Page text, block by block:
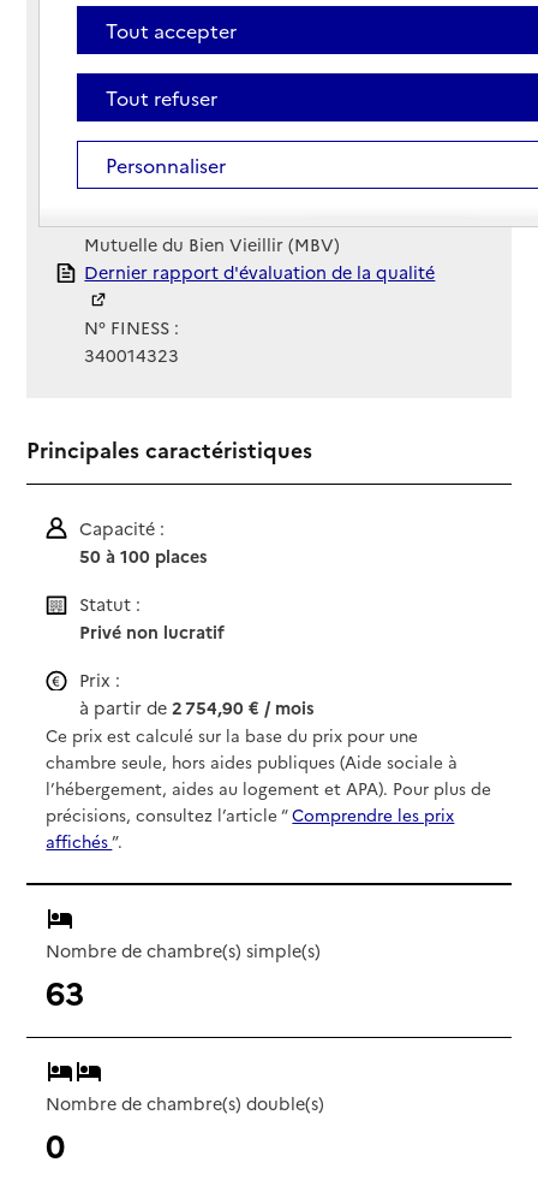
255 allée de la Marquerose
34430 - Saint-Jean-de-Védas
Voir itinéraire
Téléphone :
Contact
Contact
Site Internet
Site internet
Mutuelle du Bien Vieillir (MBV)
Rapport HAS
Dernier rapport d'évaluation de la qualité
N° FINESS :
340014323
Principales caractéristiques
Capacité :
50 à 100 places
Statut :
Privé non lucratif
Prix :
à partir de2 754,90 € / mois
Ce prix est calculé sur la base du prix pour une
chambre seule, hors aides publiques (Aide sociale à
l’hébergement, aides au logement et APA). Pour plus de
précisions, consultez l’article “Comprendre les prix
affichés”.
Nombre de chambre(s) simple(s)
63
Nombre de chambre(s) double(s)
0
Tout accepter
Tout refuser
Personnaliser